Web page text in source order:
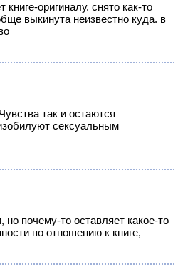
книге-оригиналу. снято как-то
выкинута неизвестно куда. в
так и остаются
сексуальным
но почему-то оставляет какое-то
по отношению к книге,